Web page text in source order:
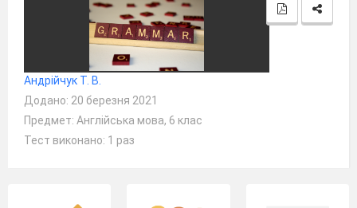
Андрійчук Т. В.
Додано: 20 березня 2021
Предмет: Англійська мова, 6 клас
Тест виконано: 1 раз